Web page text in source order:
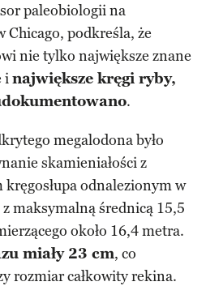
paleobiologii na
Chicago, podkreśla, że
nie tylko największe znane
inajwiększe kręgi ryby,
.
megalodona było
skamieniałości z
odnalezionym w
maksymalną średnicą 15,5
około 16,4 metra.
miały 23 cm, co
rozmiar całkowity rekina.